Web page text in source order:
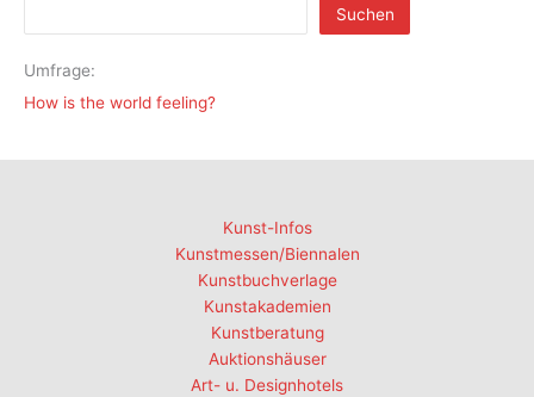
Suchen
Umfrage:
How is the world feeling?
Kunst-Infos
Kunstmessen/Biennalen
Kunstbuchverlage
Kunstakademien
Kunstberatung
Auktionshäuser
Art- u. Designhotels